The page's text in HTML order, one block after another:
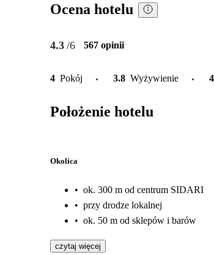
Ocena hotelu
4.3 /6 567 opinii
4 Pokój 3.8 Wyżywienie
Położenie hotelu
Okolica
• ok. 300 m od centrum SIDARI
• przy drodze lokalnej
• ok. 50 m od sklepów i barów
czytaj więcej